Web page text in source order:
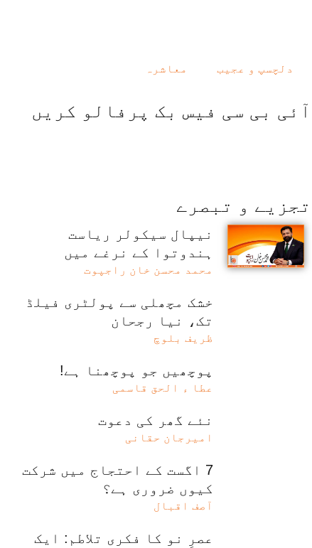
دلچسپ و عجیب معاشرہ
آئی بی سی فیس بک پرفالو کریں
تجزیے و تبصرے
نیپال سیکولر ریاست
ہندوتوا کے نرغے میں
محمد محسن خان راجپوت
خشک مچھلی سے پولٹری فیلڈ
تک، نیا رجحان
ظریف بلوچ
پوچھیں جو پوچھنا ہے!
عطا ء الحق قاسمی
نئے گھر کی دعوت
امیرجان حقانی
7 اگست کے احتجاج میں شرکت
کیوں ضروری ہے؟
آصف اقبال
عصرِ نو کا فکری تلاطم: ایک